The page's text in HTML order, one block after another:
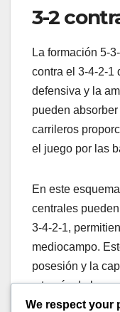
3-2
La formación 5-
contra el 3-4-2-1
defensiva y la
pueden
carrileros
el juego por las
En este
centrales
3-4-2-1,
mediocampo.
posesión y la
a través de los
espacio dejado
We respect your